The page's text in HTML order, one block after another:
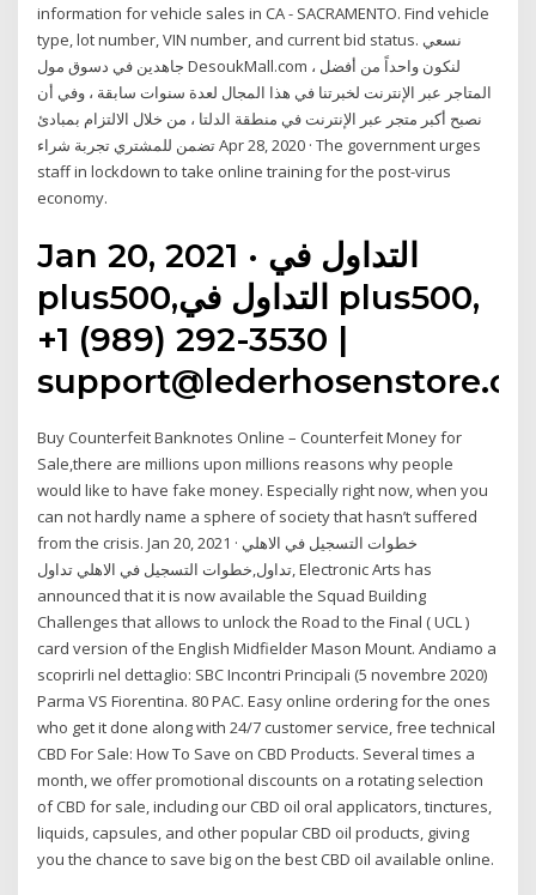
information for vehicle sales in CA - SACRAMENTO. Find vehicle
type, lot number, VIN number, and current bid status. نسعي
جاهدين في دسوق مول DesoukMall.com ، لنكون واحداً من أفضل
المتاجر عبر الإنترنت لخبرتنا في هذا المجال لعدة سنوات سابقة ، وفي أن
نصبح أكبر متجر عبر الإنترنت في منطقة الدلتا ، من خلال الالتزام بمبادئ
تضمن للمشتري تجربة شراء Apr 28, 2020 · The government urges
staff in lockdown to take online training for the post-virus
economy.
Jan 20, 2021 · التداول في
plus500,التداول في plus500,
+1 (989) 292-3530 |
Buy Counterfeit Banknotes Online – Counterfeit Money for
Sale,there are millions upon millions reasons why people
would like to have fake money. Especially right now, when you
can not hardly name a sphere of society that hasn’t suffered
from the crisis. Jan 20, 2021 · خطوات التسجيل في الاهلي
تداول,خطوات التسجيل في الاهلي تداول, Electronic Arts has
announced that it is now available the Squad Building
Challenges that allows to unlock the Road to the Final ( UCL )
card version of the English Midfielder Mason Mount. Andiamo a
scoprirli nel dettaglio: SBC Incontri Principali (5 novembre 2020)
Parma VS Fiorentina. 80 PAC. Easy online ordering for the ones
who get it done along with 24/7 customer service, free technical
CBD For Sale: How To Save on CBD Products. Several times a
month, we offer promotional discounts on a rotating selection
of CBD for sale, including our CBD oil oral applicators, tinctures,
liquids, capsules, and other popular CBD oil products, giving
you the chance to save big on the best CBD oil available online.